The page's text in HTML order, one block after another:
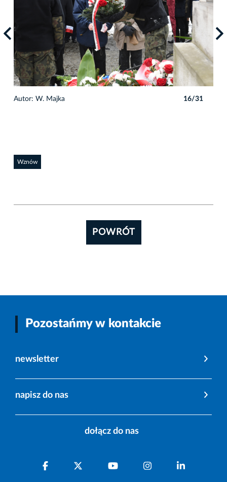
Autor: W. Majka 16/31
Wznów
POWRÓT
Pozostańmy w kontakcie
newsletter
napisz do nas
dołącz do nas